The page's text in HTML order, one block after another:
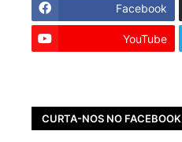
Facebook
YouTube
CURTA-NOS NO FACEBOOK